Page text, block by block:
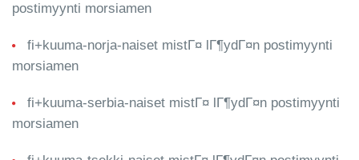
postimyynti morsiamen
fi+kuuma-norja-naiset mistГ¤ lГ¶ydГ¤n postimyynti
morsiamen
fi+kuuma-serbia-naiset mistГ¤ lГ¶ydГ¤n postimyynti
morsiamen